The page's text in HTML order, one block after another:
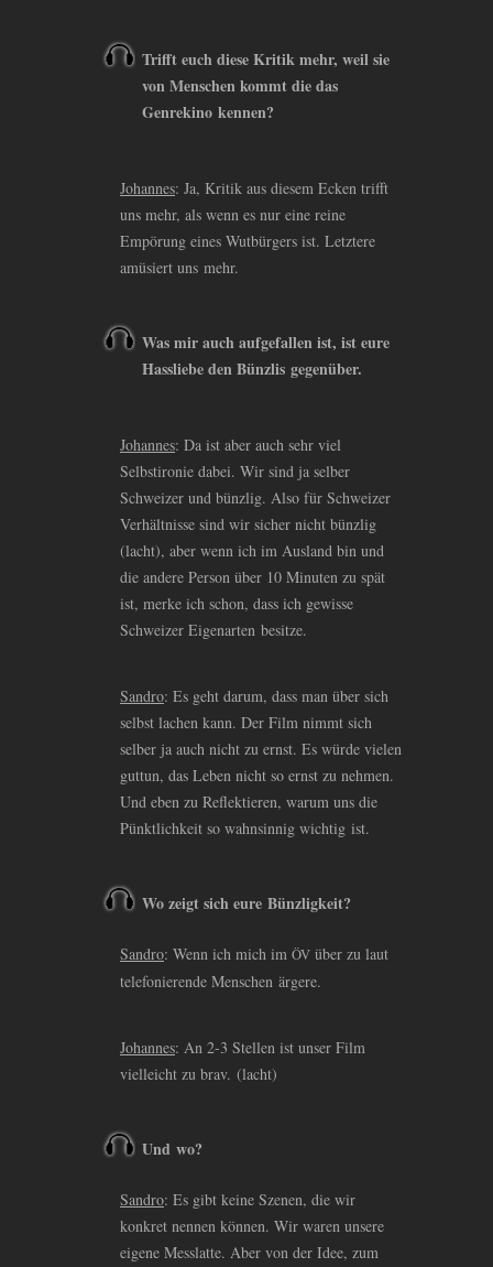
Trifft euch diese Kritik mehr, weil sie
von Menschen kommt die das
Genrekino kennen?
Johannes: Ja, Kritik aus diesem Ecken trifft
uns mehr, als wenn es nur eine reine
Empörung eines Wutbürgers ist. Letztere
amüsiert uns mehr.
Was mir auch aufgefallen ist, ist eure
Hassliebe den Bünzlis gegenüber.
Johannes: Da ist aber auch sehr viel
Selbstironie dabei. Wir sind ja selber
Schweizer und bünzlig. Also für Schweizer
Verhältnisse sind wir sicher nicht bünzlig
(lacht), aber wenn ich im Ausland bin und
die andere Person über 10 Minuten zu spät
ist, merke ich schon, dass ich gewisse
Schweizer Eigenarten besitze.
Sandro: Es geht darum, dass man über sich
selbst lachen kann. Der Film nimmt sich
selber ja auch nicht zu ernst. Es würde vielen
guttun, das Leben nicht so ernst zu nehmen.
Und eben zu Reflektieren, warum uns die
Pünktlichkeit so wahnsinnig wichtig ist.
Wo zeigt sich eure Bünzligkeit?
Sandro: Wenn ich mich im ÖV über zu laut
telefonierende Menschen ärgere.
Johannes: An 2-3 Stellen ist unser Film
vielleicht zu brav. (lacht)
Und wo?
Sandro: Es gibt keine Szenen, die wir
konkret nennen können. Wir waren unsere
eigene Messlatte. Aber von der Idee, zum